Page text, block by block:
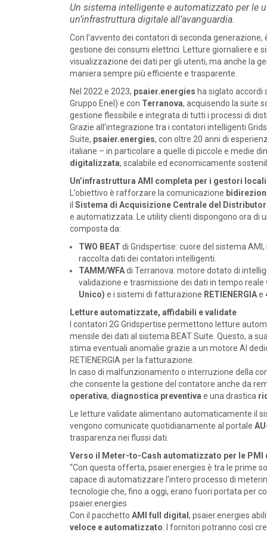
Un sistema intelligente e automatizzato per le
un’infrastruttura digitale all’avanguardia.
Con l’avvento dei contatori di seconda
gestione dei consumi elettrici. Letture giornaliere e
visualizzazione dei dati per gli utenti, ma anche la
maniera sempre più efficiente e trasparente.
Nel 2022 e 2023, psaier.energies ha siglato accordi
Gruppo Enel) e con Terranova, acquisendo la suite
gestione flessibile e integrata di tutti i processi di
Grazie all’integrazione tra i contatori intelligenti
Suite, psaier.energies, con oltre 20 anni di
italiane – in particolare a quelle di piccole e medie
digitalizzata, scalabile ed economicamente
Un’infrastruttura AMI completa per i gestori locali
L’obiettivo è rafforzare la comunicazione
il Sistema di Acquisizione Centrale del
e automatizzata. Le utility clienti dispongono ora di
composta da:
TWO BEAT di Gridspertise: cuore del sistema
raccolta dati dei contatori intelligenti.
TAMM/WFAdi Terranova: motore dotato di
validazione e trasmissione dei dati in tempo
Unico) e i sistemi di fatturazione RETIENERGIAe
Letture automatizzate, affidabili e validate
I contatori 2G Gridspertise permettono letture
mensile dei dati al sistema BEAT Suite. Questo, a
stima eventuali anomalie grazie a un motore AI
RETIENERGIA per la fatturazione.
In caso di malfunzionamento o interruzione della
che consente la gestione del contatore anche da
operativa, diagnostica preventiva e una drastica
Le letture validate alimentano automaticamente il
vengono comunicate quotidianamente al portale
trasparenza nei flussi dati.
Verso il Meter-to-Cash automatizzato per le PMI
“Con questa offerta, psaier.energies è tra le prime
capace di automatizzare l’intero processo di
tecnologie che, fino a oggi, erano fuori portata per
psaier.energies
Con il pacchetto AMI full digital , psaier.energies
veloce e automatizzato . I fornitori potranno così
SPAZIO ASSOCIATI/ 03-12-2025
Aste FER X: GreenGo si
aggiudica un totale di 101 MW
(66 MW fotovoltaici e 35 MW...
LEGGI DI PIÙ
SPAZIO ASSOCIATI/ 01-12-2025
CERS Borgo Ragazzi Don Bosco
LEGGI DI PIÙ
POLICY
Sezione degli annunci qualificati